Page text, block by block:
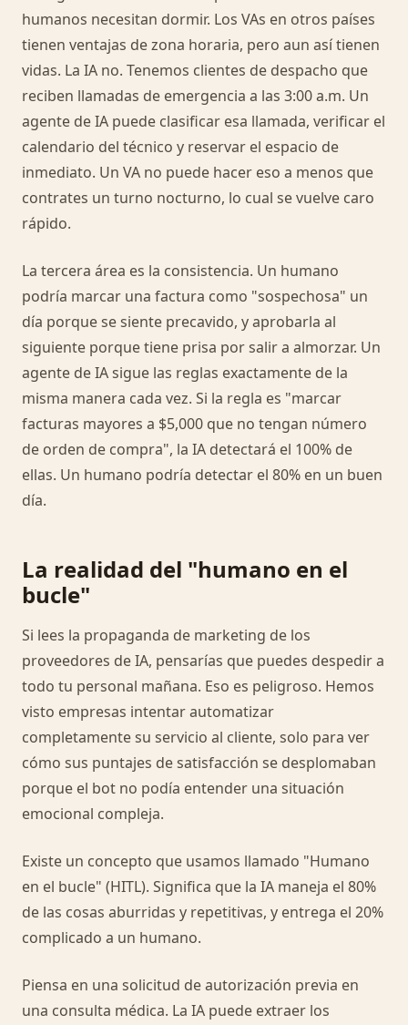
humanos necesitan dormir. Los VAs en otros países
tienen ventajas de zona horaria, pero aun así tienen
vidas. La IA no. Tenemos clientes de despacho que
reciben llamadas de emergencia a las 3:00 a.m. Un
agente de IA puede clasificar esa llamada, verificar el
calendario del técnico y reservar el espacio de
inmediato. Un VA no puede hacer eso a menos que
contrates un turno nocturno, lo cual se vuelve caro
rápido.
La tercera área es la consistencia. Un humano
podría marcar una factura como "sospechosa" un
día porque se siente precavido, y aprobarla al
siguiente porque tiene prisa por salir a almorzar. Un
agente de IA sigue las reglas exactamente de la
misma manera cada vez. Si la regla es "marcar
facturas mayores a $5,000 que no tengan número
de orden de compra", la IA detectará el 100% de
ellas. Un humano podría detectar el 80% en un buen
día.
La realidad del "humano en el
bucle"
Si lees la propaganda de marketing de los
proveedores de IA, pensarías que puedes despedir a
todo tu personal mañana. Eso es peligroso. Hemos
visto empresas intentar automatizar
completamente su servicio al cliente, solo para ver
cómo sus puntajes de satisfacción se desplomaban
porque el bot no podía entender una situación
emocional compleja.
Existe un concepto que usamos llamado "Humano
en el bucle" (HITL). Significa que la IA maneja el 80%
de las cosas aburridas y repetitivas, y entrega el 20%
complicado a un humano.
Piensa en una solicitud de autorización previa en
una consulta médica. La IA puede extraer los